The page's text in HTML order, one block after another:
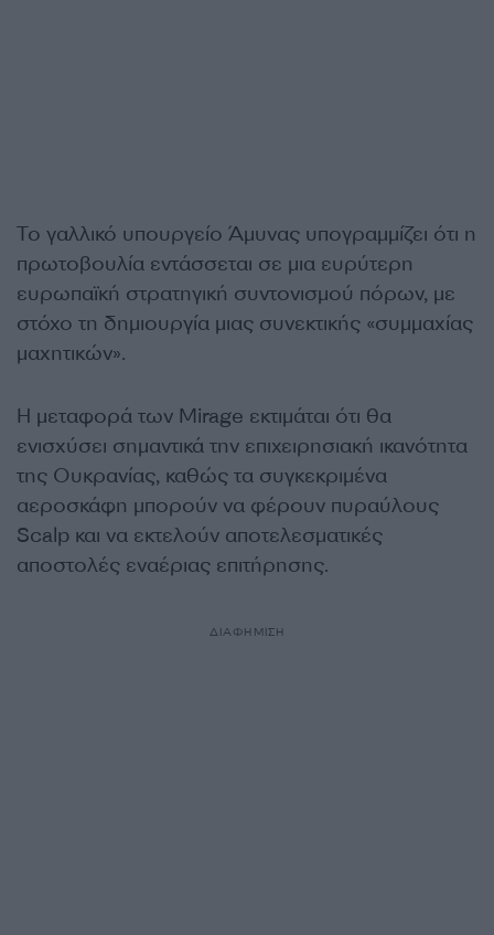
Το γαλλικό υπουργείο Άμυνας υπογραμμίζει ότι η
πρωτοβουλία εντάσσεται σε μια ευρύτερη
ευρωπαϊκή στρατηγική συντονισμού πόρων, με
στόχο τη δημιουργία μιας συνεκτικής «συμμαχίας
μαχητικών».
Η μεταφορά των Mirage εκτιμάται ότι θα
ενισχύσει σημαντικά την επιχειρησιακή ικανότητα
της Ουκρανίας, καθώς τα συγκεκριμένα
αεροσκάφη μπορούν να φέρουν πυραύλους
Scalp και να εκτελούν αποτελεσματικές
αποστολές εναέριας επιτήρησης.
ΔΙΑΦΗΜΙΣΗ